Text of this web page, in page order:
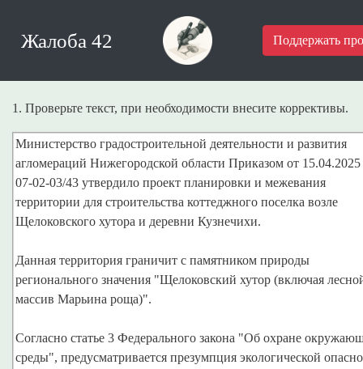
Жалоба 42 Поддержать
1. Проверьте текст, при необходимости внесите коррективы.
Министерство градостроительной деятельности и развития
агломераций Нижегородской области Приказом от
07-02-03/43 утвердило проект планировки и межевания
территории для строительства коттеджного поселка возле
Щелоковского хутора и деревни Кузнечихи.
Данная территория граничит с памятником природы
регионального значения "Щелоковский хутор (включая
массив Марьина роща)".
Согласно статье 3 Федерального закона "Об охране
среды", предусматривается презумпция экологической